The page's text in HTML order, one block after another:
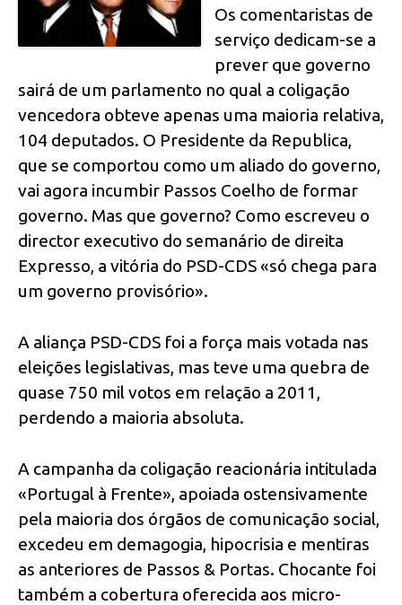
Os comentaristas de
serviço dedicam-se a
prever que governo
sairá de um parlamento no qual a coligação
vencedora obteve apenas uma maioria relativa,
104 deputados. O Presidente da Republica,
que se comportou como um aliado do governo,
vai agora incumbir Passos Coelho de formar
governo. Mas que governo? Como escreveu o
director executivo do semanário de direita
Expresso, a vitória do PSD-CDS «só chega para
um governo provisório».
A aliança PSD-CDS foi a força mais votada nas
eleições legislativas, mas teve uma quebra de
quase 750 mil votos em relação a 2011,
perdendo a maioria absoluta.
A campanha da coligação reacionária intitulada
«Portugal à Frente», apoiada ostensivamente
pela maioria dos órgãos de comunicação social,
excedeu em demagogia, hipocrisia e mentiras
as anteriores de Passos & Portas. Chocante foi
também a cobertura oferecida aos micro-